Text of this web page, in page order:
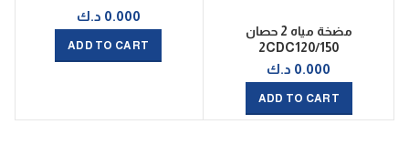
مضخة مياه 2 حصان
2CDC120/150
0.000 د.ك
ADD TO CART
0.000 د.ك
ADD TO CART